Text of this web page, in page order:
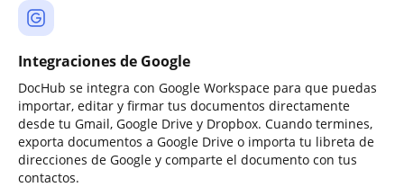
Integraciones de Google
DocHub se integra con Google Workspace para que puedas
importar, editar y firmar tus documentos directamente
desde tu Gmail, Google Drive y Dropbox. Cuando termines,
exporta documentos a Google Drive o importa tu libreta de
direcciones de Google y comparte el documento con tus
contactos.